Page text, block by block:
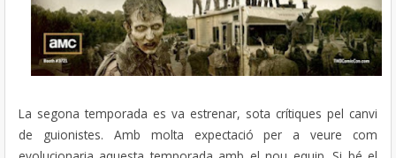
La segona temporada es va estrenar, sota crítiques pel canvi
de guionistes. Amb molta expectació per a veure com